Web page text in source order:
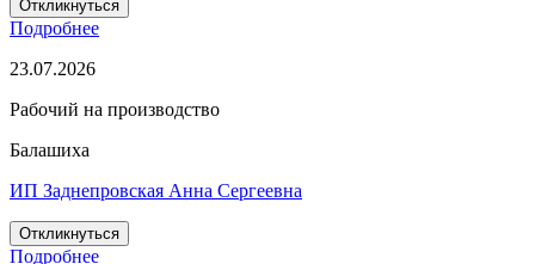
Откликнуться
Подробнее
23.07.2026
Рабочий на производство
Балашиха
ИП Заднепровская Анна Сергеевна
Откликнуться
Подробнее